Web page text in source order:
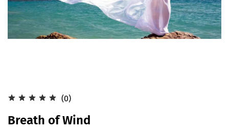
(0)
Breath of Wind